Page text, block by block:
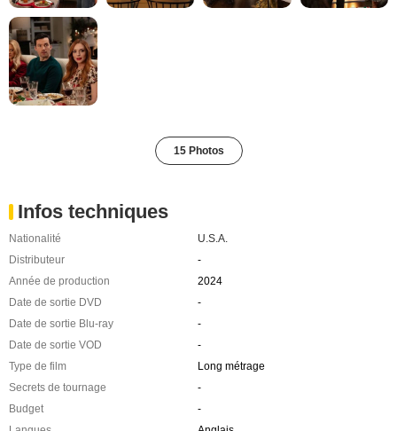
15 Photos
Infos techniques
Nationalité
U.S.A.
Distributeur
-
Année de production
2024
Date de sortie DVD
-
Date de sortie Blu-ray
-
Date de sortie VOD
-
Type de film
Long métrage
Secrets de tournage
-
Budget
-